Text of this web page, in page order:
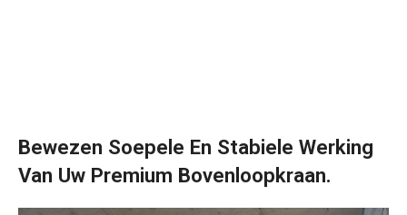
Bewezen Soepele En Stabiele Werking
Van Uw Premium Bovenloopkraan.